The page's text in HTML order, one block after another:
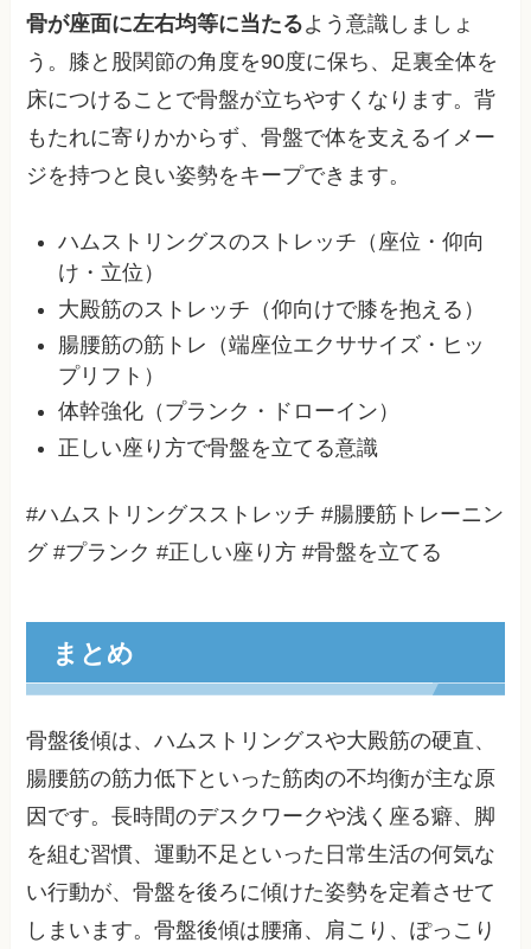
骨が座面に左右均等に当たるよう意識しましょ
う。膝と股関節の角度を90度に保ち、足裏全体を
床につけることで骨盤が立ちやすくなります。背
もたれに寄りかからず、骨盤で体を支えるイメー
ジを持つと良い姿勢をキープできます。
ハムストリングスのストレッチ（座位・仰向
け・立位）
大殿筋のストレッチ（仰向けで膝を抱える）
腸腰筋の筋トレ（端座位エクササイズ・ヒッ
プリフト）
体幹強化（プランク・ドローイン）
正しい座り方で骨盤を立てる意識
#ハムストリングスストレッチ #腸腰筋トレーニン
グ #プランク #正しい座り方 #骨盤を立てる
まとめ
骨盤後傾は、ハムストリングスや大殿筋の硬直、
腸腰筋の筋力低下といった筋肉の不均衡が主な原
因です。長時間のデスクワークや浅く座る癖、脚
を組む習慣、運動不足といった日常生活の何気な
い行動が、骨盤を後ろに傾けた姿勢を定着させて
しまいます。骨盤後傾は腰痛、肩こり、ぽっこり